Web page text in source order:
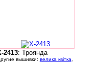
2413: Троянда
вышивки: велика квітка